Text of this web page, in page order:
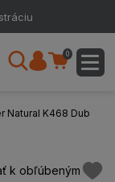
0
Natural K468 Dub
k obľúbeným